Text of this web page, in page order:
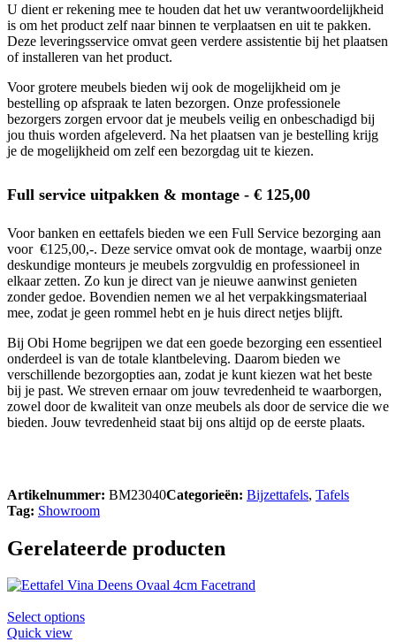
U dient er rekening mee te houden dat het uw verantwoordelijkheid
is om het product zelf naar binnen te verplaatsen en uit te pakken.
Deze leveringsservice omvat geen verdere assistentie bij het plaatsen
of installeren van het product.
Voor grotere meubels bieden wij ook de mogelijkheid om je
bestelling op afspraak te laten bezorgen. Onze professionele
bezorgers zorgen ervoor dat je meubels veilig en onbeschadigd bij
jou thuis worden afgeleverd. Na het plaatsen van je bestelling krijg
je de mogelijkheid om zelf een bezorgdag uit te kiezen.
Full service uitpakken & montage - € 125,00
Voor banken en eettafels bieden we een Full Service bezorging aan
voor €125,00,-. Deze service omvat ook de montage, waarbij onze
deskundige monteurs je meubels zorgvuldig en professioneel in
elkaar zetten. Zo kun je direct van je nieuwe aanwinst genieten
zonder gedoe. Bovendien nemen we al het verpakkingsmateriaal
mee, zodat je geen rommel hebt en je huis direct netjes blijft.
Bij Obi Home begrijpen we dat een goede bezorging een essentieel
onderdeel is van de totale klantbeleving. Daarom bieden we
verschillende bezorgopties aan, zodat je kunt kiezen wat het beste
bij je past. We streven ernaar om jouw tevredenheid te waarborgen,
zowel door de kwaliteit van onze meubels als door de service die we
bieden. Jouw tevredenheid staat bij ons altijd op de eerste plaats.
Artikelnummer: BM23040Categorieën: Bijzettafels, Tafels
Tag: Showroom
Gerelateerde producten
Select options
Quick view